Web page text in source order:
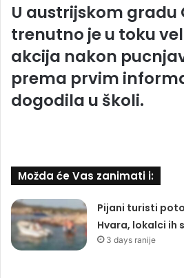
U austrijskom gradu
trenutno je u toku
akcija nakon
prema prvim
dogodila u školi.
Možda će Vas zanimati i:
Pijani turisti
Hvara, lokalci ih
3 days ranije